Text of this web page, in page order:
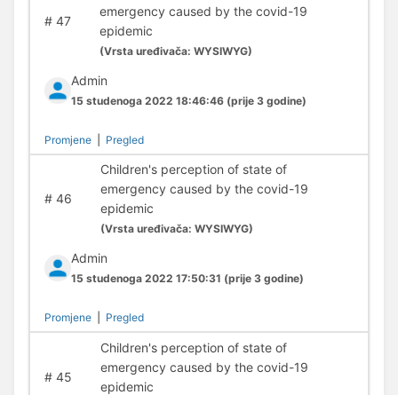
#47
emergency caused by the covid-19
epidemic
(Vrsta uređivača: WYSIWYG)
Admin
15 studenoga 2022 18:46:46 (prije 3 godine)
Promjene Pregled
#46
Children's perception of state of
emergency caused by the covid-19
epidemic
(Vrsta uređivača: WYSIWYG)
Admin
15 studenoga 2022 17:50:31 (prije 3 godine)
Promjene Pregled
#45
Children's perception of state of
emergency caused by the covid-19
epidemic